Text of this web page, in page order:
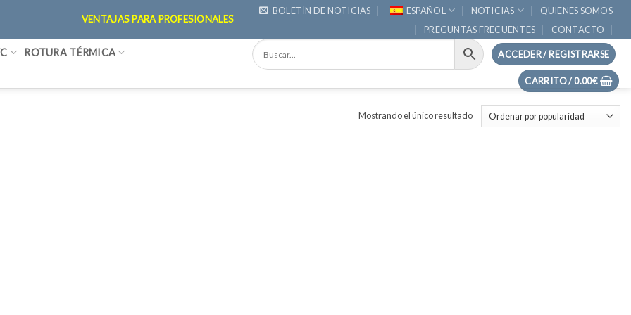
VENTAJAS PARA PROFESIONALES
BOLETÍN DE NOTICIAS ESPAÑOL NOTICIAS
QUIENES SOMOS
PREGUNTAS FRECUENTES
CONTACTO
ROTURA TÉRMICA ACCEDER / REGISTRARSE
CARRITO /0.00€
Mostrando el único resultado